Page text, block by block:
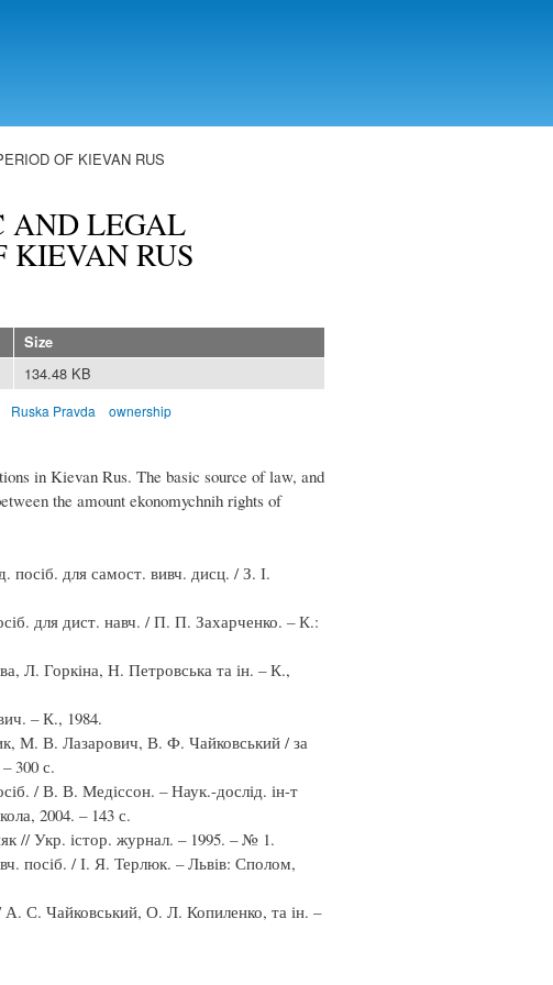
OF KIEVAN RUS
AND LEGAL
KIEVAN RUS
Size
134.48 KB
Ruska Pravda ownership
in Kievan Rus. The basic source of law, and
the amount ekonomychnih rights of
посіб. для самост. вивч. дисц. / З. І.
для дист. навч. / П. П. Захарченко. – К.:
Л. Горкіна, Н. Петровська та ін. – К.,
– К., 1984.
М. В. Лазарович, В. Ф. Чайковський / за
300 с.
/ В. В. Медіссон. – Наук.-дослід. ін-т
2004. – 143 с.
// Укр. істор. журнал. – 1995. – № 1.
посіб. / І. Я. Терлюк. – Львів: Сполом,
/ А. С. Чайковський, О. Л. Копиленко, та ін. –